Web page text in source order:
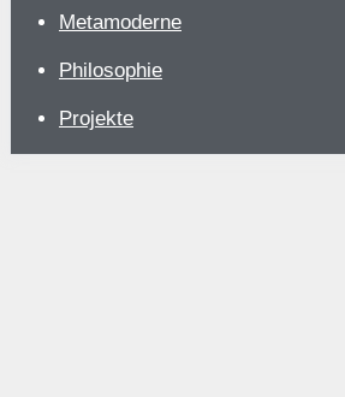
Metamoderne
Philosophie
Projekte